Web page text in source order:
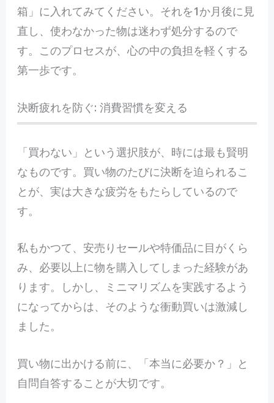
箱」に入れてみてください。それを1か月後に見
直し、使わなかった物は迷わず処分するので
す。このプロセスが、心の中の負担を軽くする
第一歩です。
決断疲れを防ぐ: 消費習慣を変える
「買わない」という選択肢が、時には最も賢明
なものです。買い物のたびに決断を迫られるこ
とが、実は大きな疲労をもたらしているので
す。
私もかつて、安売りセールや特価品に目がくら
み、必要以上に物を購入してしまった経験があ
ります。しかし、ミニマリズムを実践するよう
になってからは、そのような衝動買いは激減し
ました。
買い物に出かける前に、「本当に必要か？」と
自問自答することが大切です。